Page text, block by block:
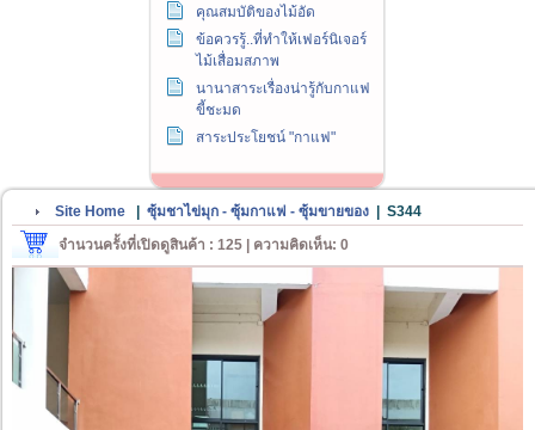
คุณสมบัติของไม้อัด
ข้อควรรู้..ที่ทำให้เฟอร์นิเจอร์
ไม้เสื่อมสภาพ
นานาสาระเรื่องน่ารู้กับกาแฟ
ขี้ชะมด
สาระประโยชน์ "กาแฟ"
Site Home ซุ้มชาไข่มุก - ซุ้มกาแฟ - ซุ้มขายของ
S344
จำนวนครั้งที่เปิดดูสินค้า : 125 | ความคิดเห็น: 0